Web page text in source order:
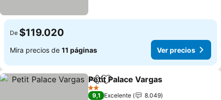
De $119.020
Mira precios de 11 páginas Ver precios
CompartirAgregar a favoritos
Petit Palace Vargas
2 Estrellas
9,1 Excelente
8.049